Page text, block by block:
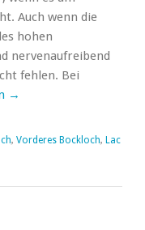
Auch wenn die
hohen
nervenaufreibend
fehlen. Bei
→
, Vorderes Bockloch, Lac